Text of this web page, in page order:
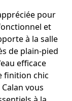
pour
et
à la salle
de plain-pied
efficace
finition chic
vous